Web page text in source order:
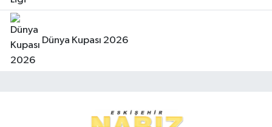
Dünya Kupası 2026